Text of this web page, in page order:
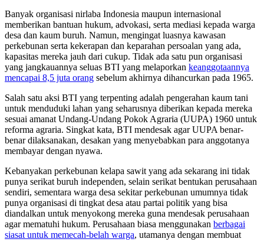
Banyak organisasi nirlaba Indonesia maupun internasional
memberikan bantuan hukum, advokasi, serta mediasi kepada warga
desa dan kaum buruh. Namun, mengingat luasnya kawasan
perkebunan serta kekerapan dan keparahan persoalan yang ada,
kapasitas mereka jauh dari cukup. Tidak ada satu pun organisasi
yang jangkauannya seluas BTI yang melaporkan keanggotaannya
mencapai 8,5 juta orang sebelum akhirnya dihancurkan pada 1965.
Salah satu aksi BTI yang terpenting adalah pengerahan kaum tani
untuk menduduki lahan yang seharusnya diberikan kepada mereka
sesuai amanat Undang-Undang Pokok Agraria (UUPA) 1960 untuk
reforma agraria. Singkat kata, BTI mendesak agar UUPA benar-
benar dilaksanakan, desakan yang menyebabkan para anggotanya
membayar dengan nyawa.
Kebanyakan perkebunan kelapa sawit yang ada sekarang ini tidak
punya serikat buruh independen, selain serikat bentukan perusahaan
sendiri, sementara warga desa sekitar perkebunan umumnya tidak
punya organisasi di tingkat desa atau partai politik yang bisa
diandalkan untuk menyokong mereka guna mendesak perusahaan
agar mematuhi hukum. Perusahaan biasa menggunakan berbagai
siasat untuk memecah-belah warga, utamanya dengan membuat